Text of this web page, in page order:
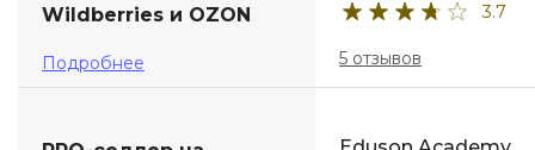
Wildberries и OZON
Подробнее
3.7
5 отзывов